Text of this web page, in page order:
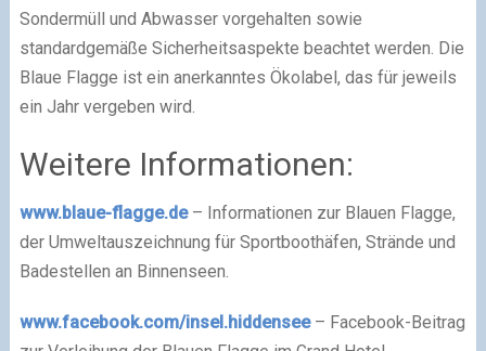
Sondermüll und Abwasser vorgehalten sowie
standardgemäße Sicherheitsaspekte beachtet werden. Die
Blaue Flagge ist ein anerkanntes Ökolabel, das für jeweils
ein Jahr vergeben wird.
Weitere Informationen:
www.blaue-flagge.de– Informationen zur Blauen Flagge,
der Umweltauszeichnung für Sportboothäfen, Strände und
Badestellen an Binnenseen.
www.facebook.com/insel.hiddensee– Facebook-Beitrag